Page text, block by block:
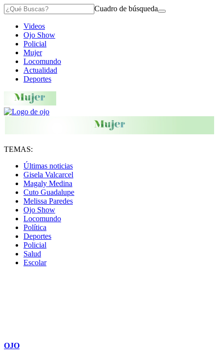
Cuadro de búsqueda
Videos
Ojo Show
Policial
Mujer
Locomundo
Actualidad
Deportes
TEMAS:
Últimas noticias
Gisela Valcarcel
Magaly Medina
Cuto Guadalupe
Melissa Paredes
Ojo Show
Locomundo
Política
Deportes
Policial
Salud
Escolar
OJO